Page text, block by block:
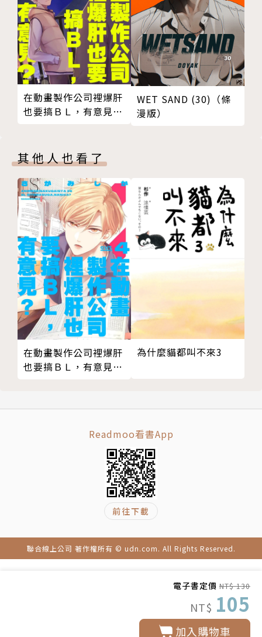
電子書定價 NT$ 130
NT$ 105
加入購物車
在動畫製作公司裡爆肝
也要搞ＢＬ，有意見？
WET SAND (30)（條
漫版）
其他人也看了
在動畫製作公司裡爆肝
也要搞ＢＬ，有意見？
為什麼貓都叫不來3
Readmoo看書App
前往下載
聯合線上公司 著作權所有 © udn.com. All Rights Reserved.